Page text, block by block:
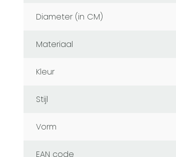
Diameter (in CM)
Materiaal
Kleur
Stijl
Vorm
EAN code